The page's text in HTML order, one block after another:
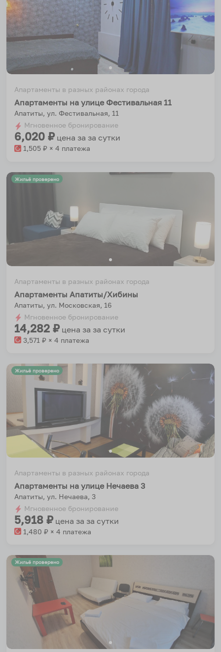
Апартаменты в разных районах города
Апартаменты на улице Фестивальная 11
Апатиты, ул. Фестивальная, 11
Мгновенное бронирование
6,020 ₽ цена за за сутки
1,505 ₽ × 4 платежа
Жильё проверено
Апартаменты в разных районах города
Апартаменты Апатиты/Хибины
Апатиты, ул. Московская, 16
Мгновенное бронирование
14,282 ₽ цена за за сутки
3,571 ₽ × 4 платежа
Жильё проверено
Апартаменты в разных районах города
Апартаменты на улице Нечаева 3
Апатиты, ул. Нечаева, 3
Мгновенное бронирование
5,918 ₽ цена за за сутки
1,480 ₽ × 4 платежа
Жильё проверено